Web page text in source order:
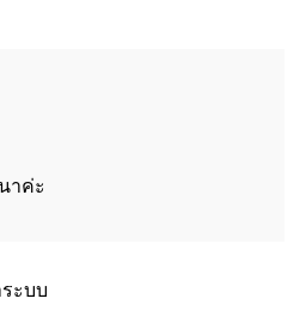
าค่ะ
ะบบ